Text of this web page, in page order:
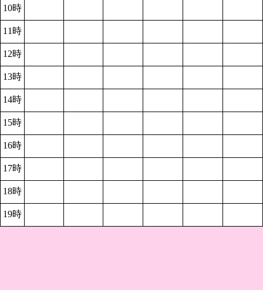
10時
11時
12時
13時
14時
15時
16時
17時
18時
19時